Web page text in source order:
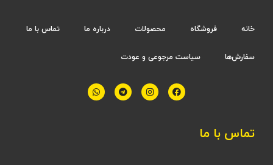
خانه فروشگاه محصولات درباره ما تماس با ما
سفارش‌ها سیاست مرجوعی و عودت
تماس با ما